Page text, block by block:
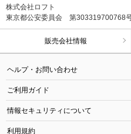
株式会社ロフト
東京都公安委員会 第303319700768
販売会社情報
ヘルプ・お問い合わせ
ご利用ガイド
情報セキュリティについて
利用規約